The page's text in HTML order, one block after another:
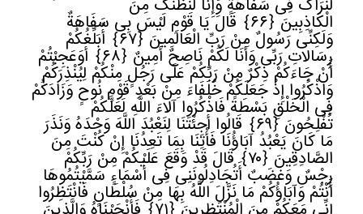
لَنَرَاکَ فِی سَفَاهَةٍ وَإِنَّا لَنَظُنُّکَ مِنَ
الْکَاذِبِینَ﴿٦٦﴾ قَالَ یَا قَوْمِ لَیْسَ بِی سَفَاهَةٌ
وَلَکِنِّی رَسُولٌ مِنْ رَبِّ الْعَالَمِینَ﴿٦٧﴾ أُبَلِّغُکُمْ
رِسَالاتِ رَبِّی وَأَنَا لَکُمْ نَاصِحٌ أَمِینٌ ﴿٦٨﴾ أَوَعَجِبْتُمْ
أَنْ جَاءَکُمْ ذِکْرٌ مِنْ رَبِّکُمْ عَلَى رَجُلٍ مِنْکُمْ لِیُنْذِرَکُمْ
وَاذْکُرُوا إِذْ جَعَلَکُمْ خُلَفَاءَ مِنْ بَعْدِ قَوْمِ نُوحٍ وَزَادَکُمْ
فِی الْخَلْقِ بَسْطَةً فَاذْکُرُوا آلاءَ اللَّهِ لَعَلَّکُمْ
تُفْلِحُونَ﴿٦٩﴾ قَالُوا أَجِئْتَنَا لِنَعْبُدَ اللَّهَ وَحْدَهُ وَنَذَرَ
مَا کَانَ یَعْبُدُ آبَاؤُنَا فَأْتِنَا بِمَا تَعِدُنَا إِنْ کُنْتَ مِنَ
الصَّادِقِینَ﴿٧٠﴾ قَالَ قَدْ وَقَعَ عَلَیْکُمْ مِنْ رَبِّکُمْ
رِجْسٌ وَغَضَبٌ أَتُجَادِلُونَنِی فِی أَسْمَاءٍ سَمَّیْتُمُوهَا
أَنْتُمْ وَآبَاؤُکُمْ مَا نَزَّلَ اللَّهُ بِهَا مِنْ سُلْطَانٍ فَانْتَظِرُوا